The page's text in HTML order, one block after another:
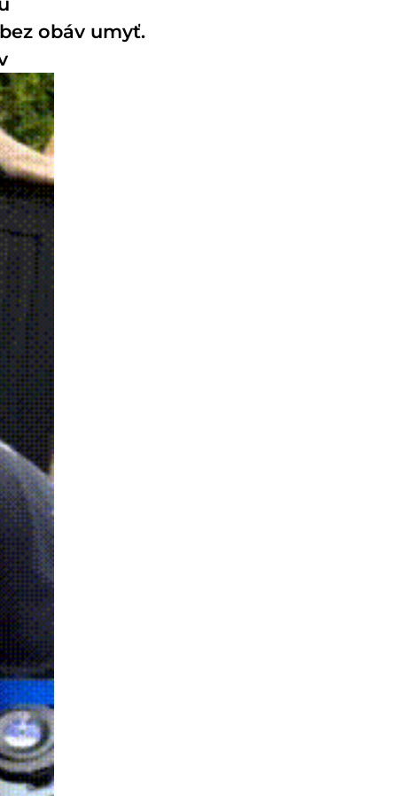
obáv umyť.